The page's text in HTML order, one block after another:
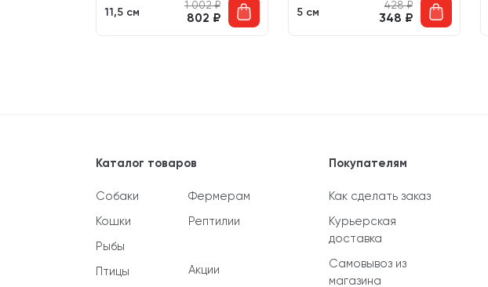
11,5 см
1 002₽
802 ₽ 5 см
428₽
348 ₽
Каталог товаров
Собаки
Кошки
Рыбы
Птицы
Фермерам
Рептилии
Акции
Покупателям
Как сделать заказ
Курьерская
доставка
Самовывоз из
магазина